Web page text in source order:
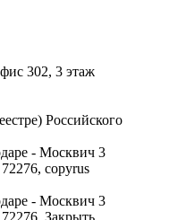
302, 3 этаж
Российского